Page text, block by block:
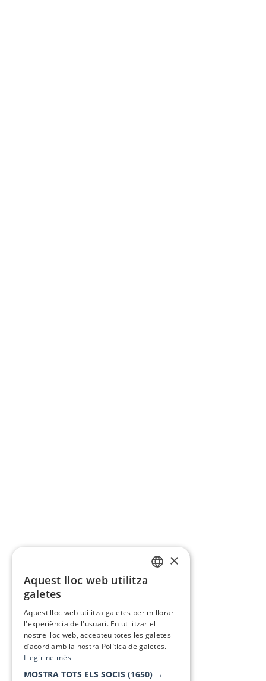
×
Aquest lloc web utilitza
galetes
Aquest lloc web utilitza galetes per millorar
l'experiència de l'usuari. En utilitzar el
nostre lloc web, accepteu totes les galetes
d’acord amb la nostra Política de galetes.
Llegir-ne més
MOSTRA TOTS ELS SOCIS (1650) →